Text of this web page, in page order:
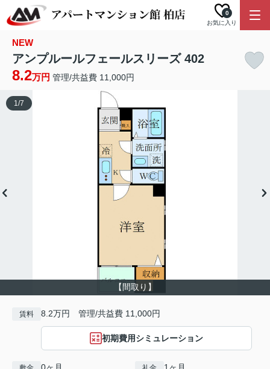
お気に入り
0
NEW
アンプルールフェールスリーズ 402
8.2万円 管理/共益費 11,000円
【間取り】
1/7
賃料 8.2万円 管理/共益費 11,000円
初期費用シミュレーション